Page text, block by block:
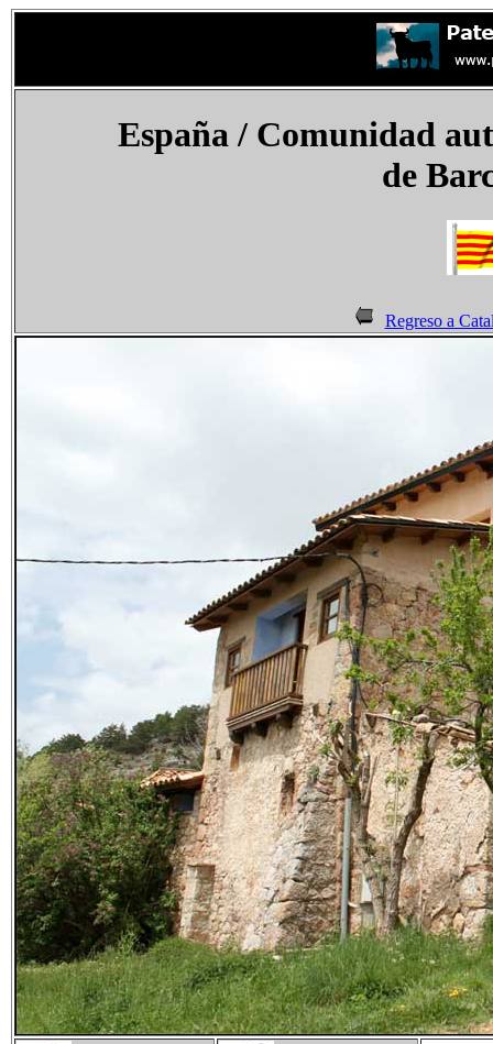
España / Comunidad
de
Regreso a